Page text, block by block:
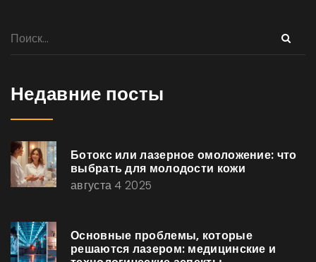
Недавние посты
Ботокс или лазерное омоложение: что
выбрать для молодости кожи
августа 4 2025
Основные проблемы, которые
решаются лазером: медицинские и